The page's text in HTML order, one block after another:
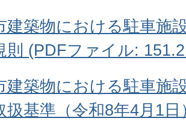
建築物における駐車施
則 (PDFファイル:
建築物における駐車施
扱基準（令和8年4月1